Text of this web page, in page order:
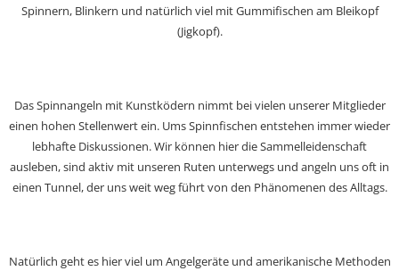
Spinnern, Blinkern und natürlich viel mit Gummifischen am Bleikopf
(Jigkopf).
Das Spinnangeln mit Kunstködern nimmt bei vielen unserer Mitglieder
einen hohen Stellenwert ein. Ums Spinnfischen entstehen immer wieder
lebhafte Diskussionen. Wir können hier die Sammelleidenschaft
ausleben, sind aktiv mit unseren Ruten unterwegs und angeln uns oft in
einen Tunnel, der uns weit weg führt von den Phänomenen des Alltags.
Natürlich geht es hier viel um Angelgeräte und amerikanische Methoden